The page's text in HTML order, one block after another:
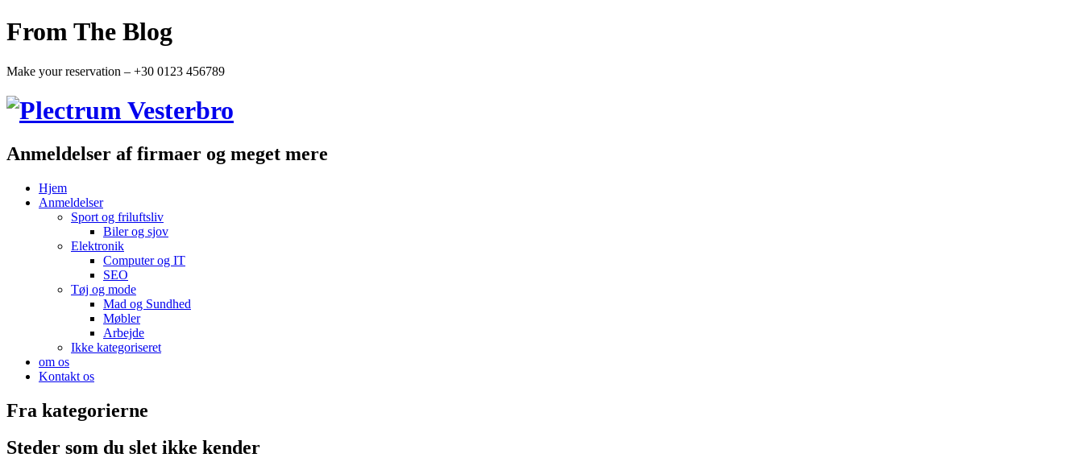
From The Blog
Make your reservation – +30 0123 456789
Anmeldelser af firmaer og meget mere
Hjem
Anmeldelser
Sport og friluftsliv
Biler og sjov
Elektronik
Computer og IT
SEO
Tøj og mode
Mad og Sundhed
Møbler
Arbejde
Ikke kategoriseret
om os
Kontakt os
Fra kategorierne
Steder som du slet ikke kender